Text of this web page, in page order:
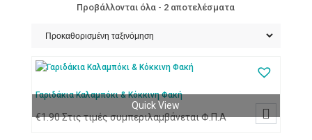
Προβάλλονται όλα - 2 αποτελέσματα
Γαριδάκια Καλαμπόκι & Κόκκινη Φακή
€1.90Στις τιμές συμπεριλαμβάνεται Φ.Π.Α
Quick View
